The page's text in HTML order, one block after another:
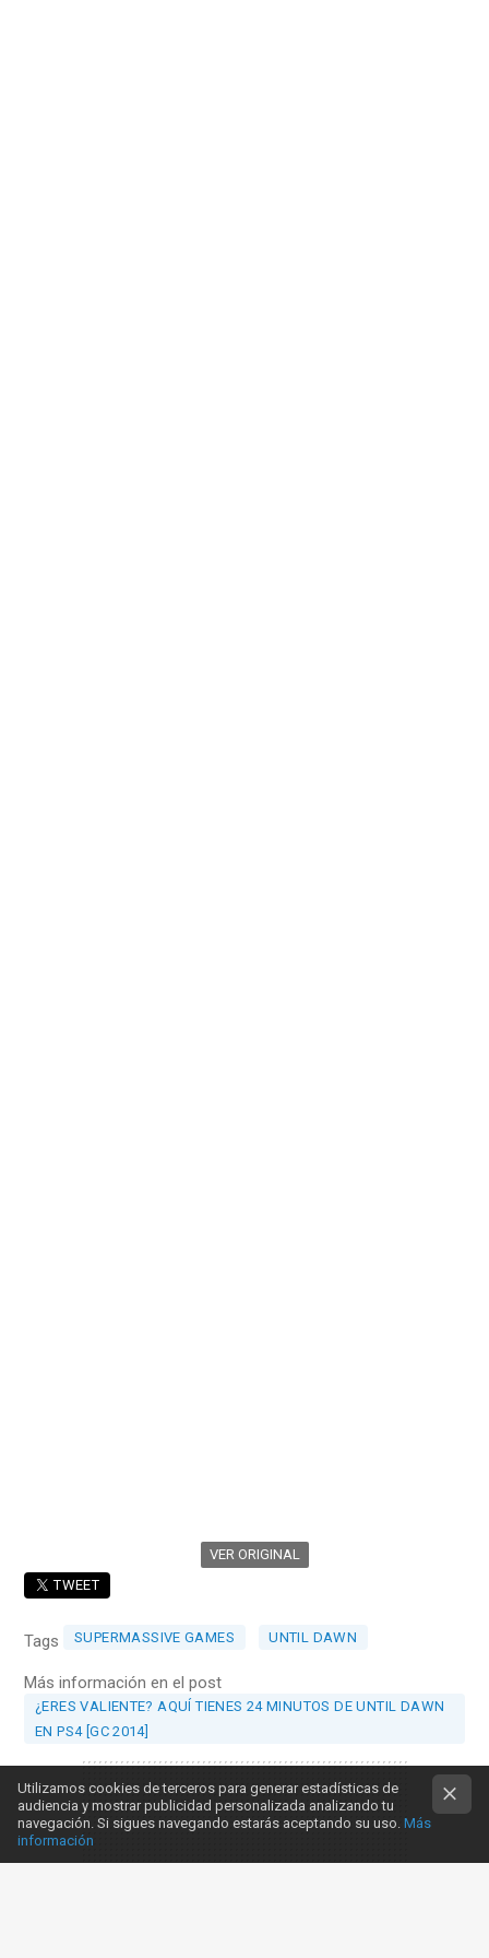
VER ORIGINAL
TWEET
Tags SUPERMASSIVE GAMES UNTIL DAWN
Más información en el post
¿ERES VALIENTE? AQUÍ TIENES 24 MINUTOS DE UNTIL DAWN
EN PS4 [GC 2014]
Utilizamos cookies de terceros para generar estadísticas de
audiencia y mostrar publicidad personalizada analizando tu
navegación. Si sigues navegando estarás aceptando su uso. Más
información